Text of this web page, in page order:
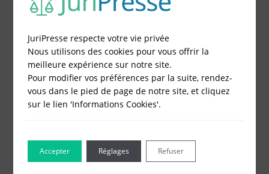
Le Blog pour les Entreprises
Combien coûte un compte bancaire
professionne…
L’ouverture d’un compte bancaire professionnel …
Les assurances obligatoires des artisans
Quel que soit son domaine de compétences, un …
JuriPresse respecte votre vie privée
Nous utilisons des cookies pour vous offrir la
meilleure expérience sur notre site.
Pour modifier vos préférences par la suite, rendez-
vous dans le pied de page de notre site, et cliquez
sur le lien 'Informations Cookies'.
Accepter Refuser
Réglages